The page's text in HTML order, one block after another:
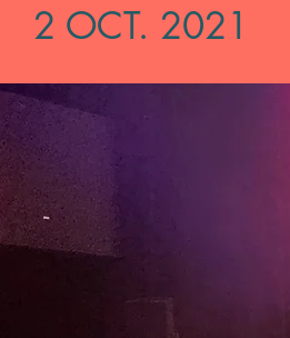
2 OCT. 2021